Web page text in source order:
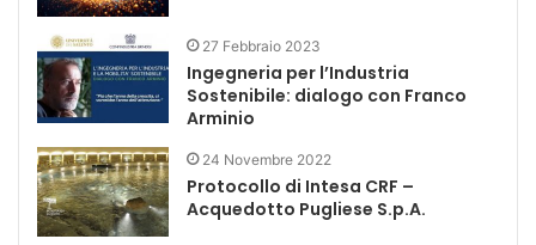
27 Febbraio 2023
Ingegneria per l’Industria
Sostenibile: dialogo con Franco
Arminio
24 Novembre 2022
Protocollo di Intesa CRF –
Acquedotto Pugliese S.p.A.